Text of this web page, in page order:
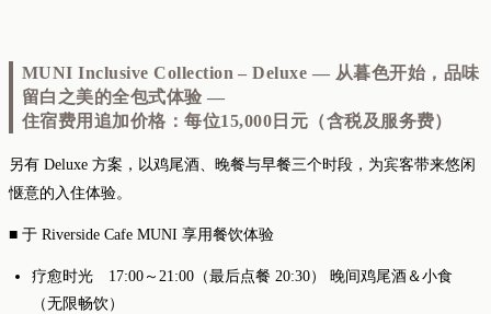
MUNI Inclusive Collection – Deluxe ― 从暮色开始，品味
留白之美的全包式体验 ―
住宿费用追加价格：每位15,000日元（含税及服务费）
另有 Deluxe 方案，以鸡尾酒、晚餐与早餐三个时段，为宾客带来悠闲
惬意的入住体验。
■ 于 Riverside Cafe MUNI 享用餐饮体验
疗愈时光 17:00～21:00（最后点餐 20:30） 晚间鸡尾酒＆小食
（无限畅饮）